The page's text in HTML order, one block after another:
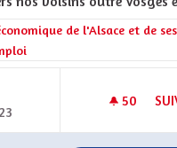
de la catégorie :
de l'Alsace et de ses
50 50